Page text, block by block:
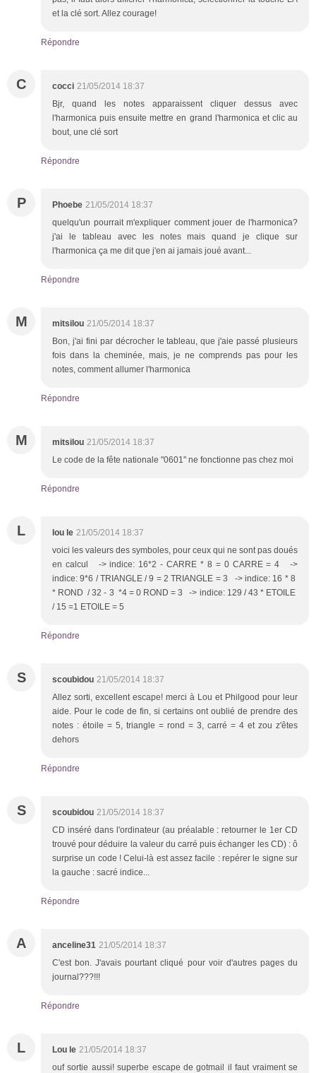
et la clé sort. Allez courage!
Répondre
C cocci 21/05/2014 18:37
Bjr, quand les notes apparaissent cliquer dessus avec
l'harmonica puis ensuite mettre en grand l'harmonica et clic au
bout, une clé sort
Répondre
P Phoebe 21/05/2014 18:37
quelqu'un pourrait m'expliquer comment jouer de l'harmonica?
j'ai le tableau avec les notes mais quand je clique sur
l'harmonica ça me dit que j'en ai jamais joué avant...
Répondre
M mitsilou 21/05/2014 18:37
Bon, j'ai fini par décrocher le tableau, que j'aie passé plusieurs
fois dans la cheminée, mais, je ne comprends pas pour les
notes, comment allumer l'harmonica
Répondre
M mitsilou 21/05/2014 18:37
Le code de la fête nationale "0601" ne fonctionne pas chez moi
Répondre
L lou le 21/05/2014 18:37
voici les valeurs des symboles, pour ceux qui ne sont pas doués
en calcul -> indice: 16*2 - CARRE * 8 = 0 CARRE = 4 ->
indice: 9*6 / TRIANGLE / 9 = 2 TRIANGLE = 3 -> indice: 16 * 8
* ROND / 32 - 3 *4 = 0 ROND = 3 -> indice: 129 / 43 * ETOILE
/ 15 =1 ETOILE = 5
Répondre
S scoubidou 21/05/2014 18:37
Allez sorti, excellent escape! merci à Lou et Philgood pour leur
aide. Pour le code de fin, si certains ont oublié de prendre des
notes : étoile = 5, triangle = rond = 3, carré = 4 et zou z'êtes
dehors
Répondre
S scoubidou 21/05/2014 18:37
CD inséré dans l'ordinateur (au préalable : retourner le 1er CD
trouvé pour déduire la valeur du carré puis échanger les CD) : ô
surprise un code ! Celui-là est assez facile : repérer le signe sur
la gauche : sacré indice...
Répondre
A anceline31 21/05/2014 18:37
C'est bon. J'avais pourtant cliqué pour voir d'autres pages du
journal???!!!
Répondre
L Lou le 21/05/2014 18:37
ouf sortie aussi! superbe escape de gotmail il faut vraiment se